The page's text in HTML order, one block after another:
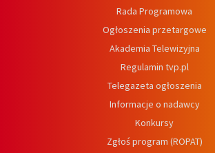
Rada Programowa
Ogłoszenia przetargowe
Akademia Telewizyjna
Regulamin tvp.pl
Telegazeta ogłoszenia
Informacje o nadawcy
Konkursy
Zgłoś program (ROPAT)